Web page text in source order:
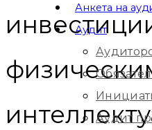
Анкета на
Аудит
Аудит